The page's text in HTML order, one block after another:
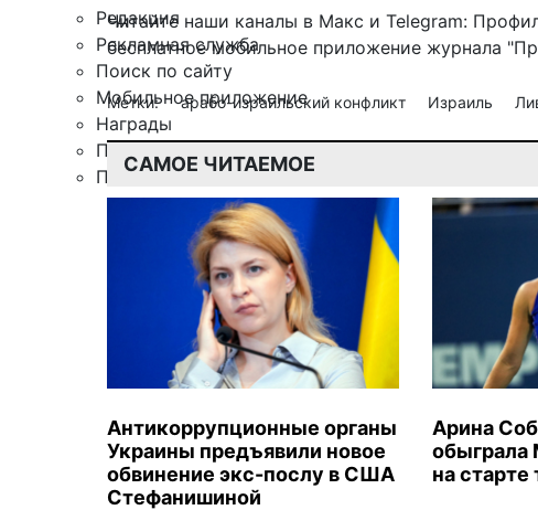
Редакция
Рекламная служба
Поиск по сайту
Мобильное приложение
Награды
Правила цитирования
Подписка
Читайте наши каналы в Макс и Telegram:
бесплатное мобильное приложение журнала
Метки: арабо-израильский конфликт Израиль
САМОЕ ЧИТАЕМОЕ
Антикоррупционные органы
Украины предъявили новое
обвинение экс-послу в США
Стефанишиной
Арина
обыграла
на старте